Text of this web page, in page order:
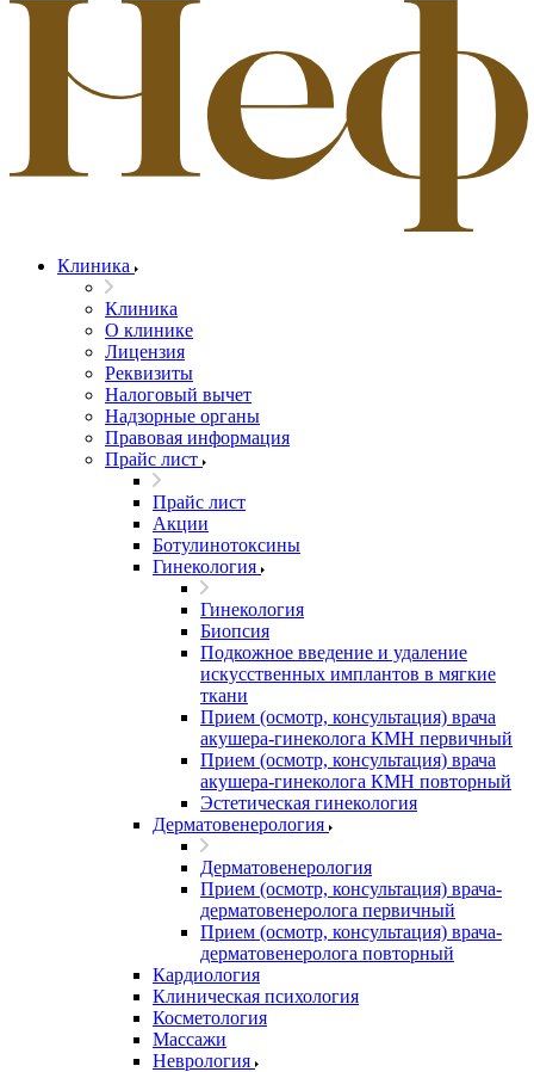
Клиника
Клиника
О клинике
Лицензия
Реквизиты
Налоговый вычет
Надзорные органы
Правовая информация
Прайс лист
Прайс лист
Акции
Ботулинотоксины
Гинекология
Гинекология
Биопсия
Подкожное введение и удаление
искусственных имплантов в мягкие
ткани
Прием (осмотр, консультация) врача
акушера-гинеколога КМН первичный
Прием (осмотр, консультация) врача
акушера-гинеколога КМН повторный
Эстетическая гинекология
Дерматовенерология
Дерматовенерология
Прием (осмотр, консультация) врача-
дерматовенеролога первичный
Прием (осмотр, консультация) врача-
дерматовенеролога повторный
Кардиология
Клиническая психология
Косметология
Массажи
Неврология